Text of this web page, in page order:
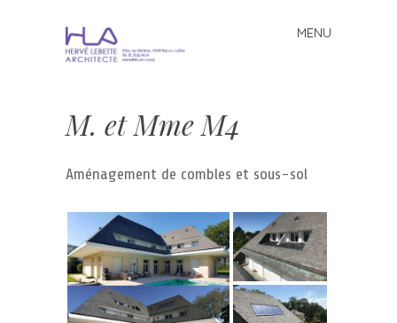
MENU
Skip to content
M. et Mme M4
Aménagement de combles et sous-sol